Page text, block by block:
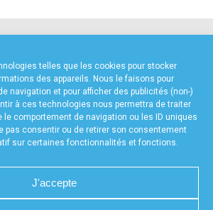
telles que les cookies pour stocker
des appareils. Nous le faisons pour
navigation et pour afficher des publicités (non-)
à ces technologies nous permettra de traiter
le comportement de navigation ou les ID uniques
pas consentir ou de retirer son consentement
sur certaines fonctionnalités et fonctions.
J'accepte